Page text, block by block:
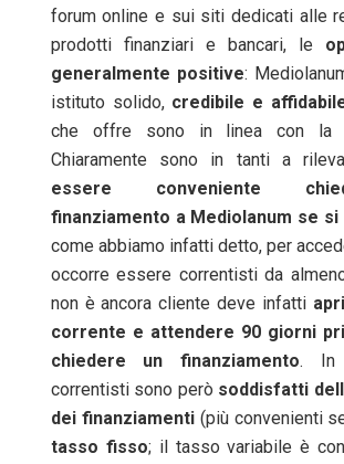
forum online e sui siti dedicati alle
prodotti finanziari e bancari, le
generalmente positive:
istituto solido, credibile e
che offre sono in linea con la
Chiaramente sono in tanti a
essere conveniente
finanziamento a Mediolanum se
come abbiamo infatti detto, per
occorre essere correntisti da
non è ancora cliente deve infatti
corrente e attendere 90 giorni
chiedere un finanziamento. In
correntisti sono però soddisfatti
dei finanziamenti(più convenienti
tasso fisso; il tasso variabile è